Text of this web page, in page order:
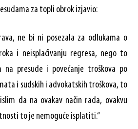
za topli obrok izjavio:
ne bi ni posezala za odlukama o
i neisplaćivanju regresa, nego to
na presude i povećanje troškova po
i sudskih i advokatskih troškova, to
da na ovakav način rada, ovakvu
to je nemoguće isplatiti.“